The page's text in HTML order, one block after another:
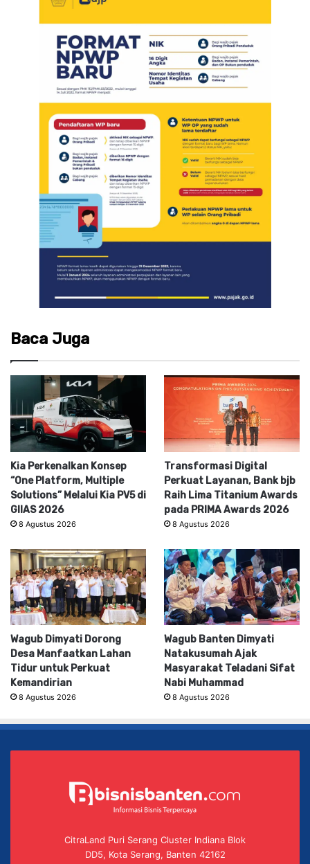
Baca Juga
Kia Perkenalkan Konsep
“One Platform, Multiple
Solutions” Melalui Kia PV5 di
GIIAS 2026
8 Agustus 2026
Transformasi Digital
Perkuat Layanan, Bank bjb
Raih Lima Titanium Awards
pada PRIMA Awards 2026
8 Agustus 2026
Wagub Dimyati Dorong
Desa Manfaatkan Lahan
Tidur untuk Perkuat
Kemandirian
8 Agustus 2026
Wagub Banten Dimyati
Natakusumah Ajak
Masyarakat Teladani Sifat
Nabi Muhammad
8 Agustus 2026
CitraLand Puri Serang Cluster Indiana Blok
DD5, Kota Serang, Banten 42162